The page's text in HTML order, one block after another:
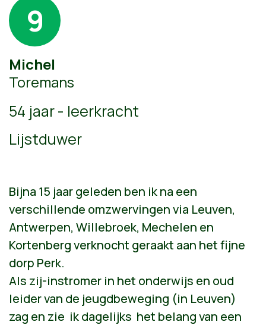
9
Michel
Toremans
54 jaar - leerkracht
Lijstduwer
Bijna 15 jaar geleden ben ik na een
verschillende omzwervingen via Leuven,
Antwerpen, Willebroek, Mechelen en
Kortenberg verknocht geraakt aan het fijne
dorp Perk.
Als zij-instromer in het onderwijs en oud
leider van de jeugdbeweging (in Leuven)
zag en zie ik dagelijks het belang van een